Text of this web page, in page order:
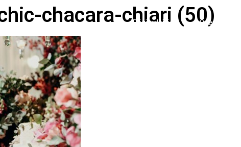
Página Inicial Quem Somos
chacara-chiari (50)